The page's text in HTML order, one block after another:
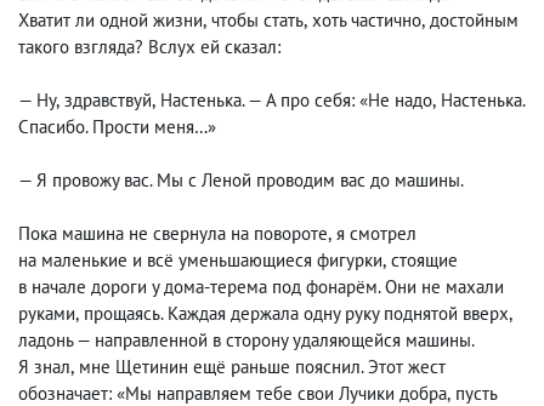
Хватит ли одной жизни, чтобы стать, хоть частично, достойным
такого взгляда? Вслух ей сказал:
— Ну, здравствуй, Настенька. — А про себя: «Не надо, Настенька.
Спасибо. Прости меня…»
— Я провожу вас. Мы с Леной проводим вас до машины.
Пока машина не свернула на повороте, я смотрел
на маленькие и всё уменьшающиеся фигурки, стоящие
в начале дороги у дома-терема под фонарём. Они не махали
руками, прощаясь. Каждая держала одну руку поднятой вверх,
ладонь — направленной в сторону удаляющейся машины.
Я знал, мне Щетинин ещё раньше пояснил. Этот жест
обозначает: «Мы направляем тебе свои Лучики добра, пусть